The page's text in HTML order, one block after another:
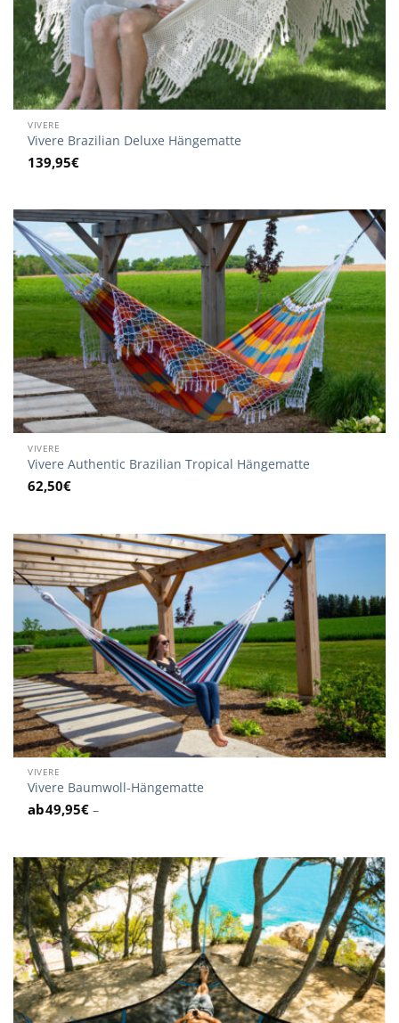
VIVERE
Vivere Brazilian Deluxe Hängematte
139,95€
VIVERE
Vivere Authentic Brazilian Tropical Hängematte
62,50€
VIVERE
Vivere Baumwoll-Hängematte
49,95€ –